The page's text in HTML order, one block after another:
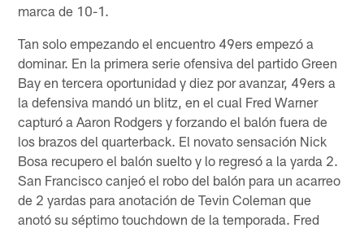
marca de 10-1.
Tan solo empezando el encuentro 49ers empezó a
dominar. En la primera serie ofensiva del partido Green
Bay en tercera oportunidad y diez por avanzar, 49ers a
la defensiva mandó un blitz, en el cual Fred Warner
capturó a Aaron Rodgers y forzando el balón fuera de
los brazos del quarterback. El novato sensación Nick
Bosa recupero el balón suelto y lo regresó a la yarda 2.
San Francisco canjeó el robo del balón para un acarreo
de 2 yardas para anotación de Tevin Coleman que
anotó su séptimo touchdown de la temporada. Fred